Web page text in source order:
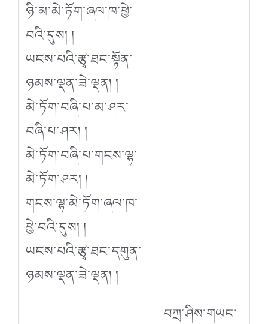
ཉི་མ་མེ་ཏོག་ཞལ་ཁ་ཕྱེ་
བའི་དུས། །
ཡངས་པའི་རྩྭ་ཐང་སྟོན་
ཉམས་ལྡན་ཟེ་ལྡན། །
མེ་ཏོག་བཞི་པ་མ་ཤར་
བཞི་པ་ཤར། །
མེ་ཏོག་བཞི་པ་གངས་ལྷ་
མེ་ཏོག་ཤར། །
གངས་ལྷ་མེ་ཏོག་ཞལ་ཁ་
ཕྱེ་བའི་དུས། །
ཡངས་པའི་རྩྭ་ཐང་དགུན་
ཉམས་ལྡན་ཟེ་ལྡན། །
བཀྲ་ཤིས་གཡང་